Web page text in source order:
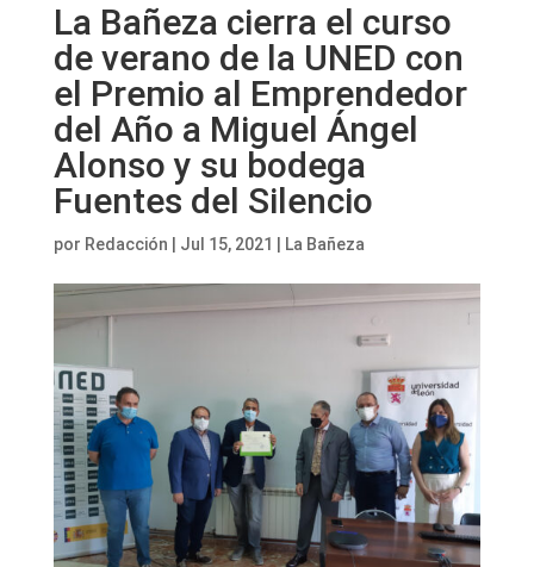
La Bañeza cierra el curso
de verano de la UNED con
el Premio al Emprendedor
del Año a Miguel Ángel
Alonso y su bodega
Fuentes del Silencio
por Redacción Jul 15, 2021 La Bañeza